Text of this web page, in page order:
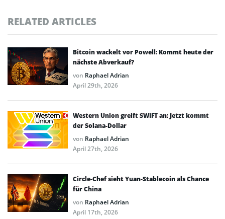
RELATED ARTICLES
Bitcoin wackelt vor Powell: Kommt heute der
nächste Abverkauf?
von Raphael Adrian
April 29th, 2026
Western Union greift SWIFT an: Jetzt kommt
der Solana-Dollar
von Raphael Adrian
April 27th, 2026
Circle-Chef sieht Yuan-Stablecoin als Chance
für China
von Raphael Adrian
April 17th, 2026